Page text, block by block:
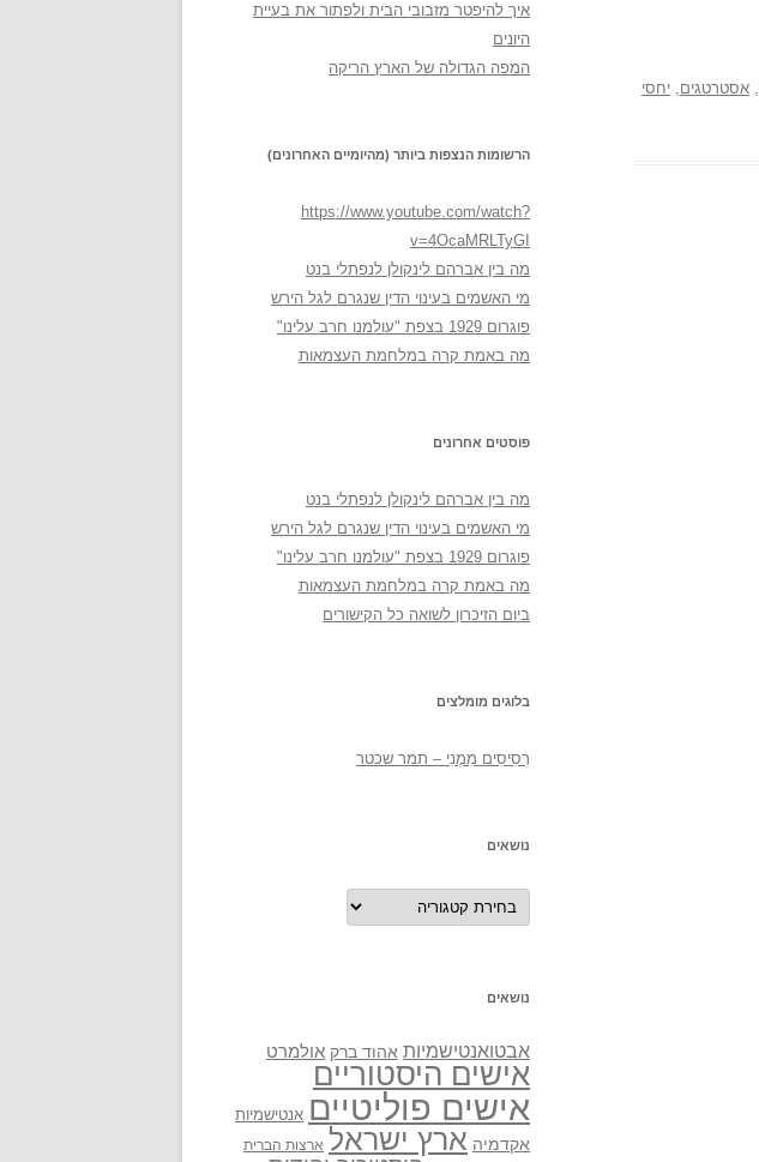
, אסטרטגים, יחסי
איך להיפטר מזבובי הבית ולפתור את בעיית
היונים
המפה הגדולה של הארץ הריקה
הרשומות הנצפות ביותר (מהיומיים האחרונים)
https://www.youtube.com/watch?
v=4OcaMRLTyGI
מה בין אברהם לינקולן לנפתלי בנט
מי האשמים בעינוי הדין שנגרם לגל הירש
פוגרום 1929 בצפת "עולמנו חרב עלינו"
מה באמת קרה במלחמת העצמאות
פוסטים אחרונים
מה בין אברהם לינקולן לנפתלי בנט
מי האשמים בעינוי הדין שנגרם לגל הירש
פוגרום 1929 בצפת "עולמנו חרב עלינו"
מה באמת קרה במלחמת העצמאות
ביום הזיכרון לשואה כל הקישורים
בלוגים מומלצים
רְסִיסִים מִמֶנִי – תמר שכטר
נושאים
נושאים
נושאים
אבטואנטישמיות אהוד ברק אולמרט
אישים היסטוריים
אישים פוליטיים אנטישמיות
אקדמיה ארץ ישראל ארצות הברית